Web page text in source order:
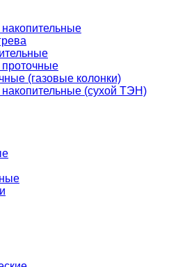
проточные
(газовые колонки)
накопительные (сухой ТЭН)